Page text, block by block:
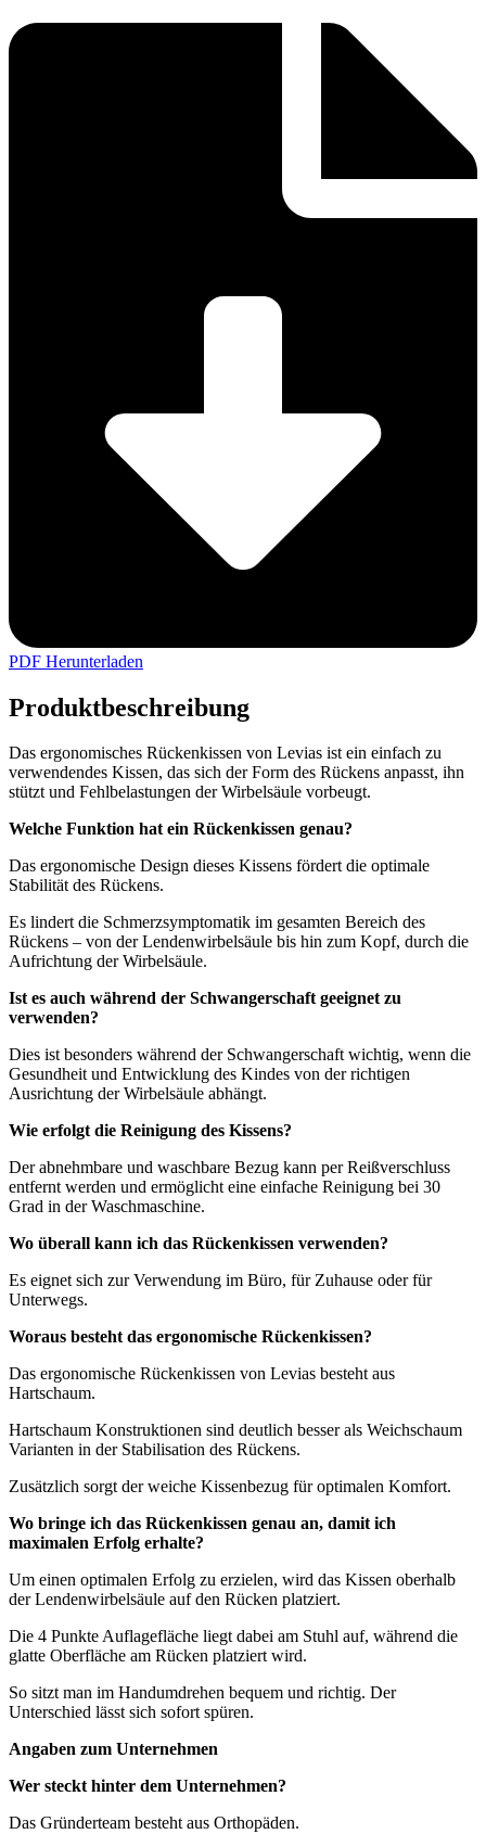
PDF Herunterladen
Produktbeschreibung
Das ergonomisches Rückenkissen von Levias ist ein einfach zu
verwendendes Kissen, das sich der Form des Rückens anpasst, ihn
stützt und Fehlbelastungen der Wirbelsäule vorbeugt.
Welche Funktion hat ein Rückenkissen genau?
Das ergonomische Design dieses Kissens fördert die optimale
Stabilität des Rückens.
Es lindert die Schmerzsymptomatik im gesamten Bereich des
Rückens – von der Lendenwirbelsäule bis hin zum Kopf, durch die
Aufrichtung der Wirbelsäule.
Ist es auch während der Schwangerschaft geeignet zu
verwenden?
Dies ist besonders während der Schwangerschaft wichtig, wenn die
Gesundheit und Entwicklung des Kindes von der richtigen
Ausrichtung der Wirbelsäule abhängt.
Wie erfolgt die Reinigung des Kissens?
Der abnehmbare und waschbare Bezug kann per Reißverschluss
entfernt werden und ermöglicht eine einfache Reinigung bei 30
Grad in der Waschmaschine.
Wo überall kann ich das Rückenkissen verwenden?
Es eignet sich zur Verwendung im Büro, für Zuhause oder für
Unterwegs.
Woraus besteht das ergonomische Rückenkissen?
Das ergonomische Rückenkissen von Levias besteht aus
Hartschaum.
Hartschaum Konstruktionen sind deutlich besser als Weichschaum
Varianten in der Stabilisation des Rückens.
Zusätzlich sorgt der weiche Kissenbezug für optimalen Komfort.
Wo bringe ich das Rückenkissen genau an, damit ich
maximalen Erfolg erhalte?
Um einen optimalen Erfolg zu erzielen, wird das Kissen oberhalb
der Lendenwirbelsäule auf den Rücken platziert.
Die 4 Punkte Auflagefläche liegt dabei am Stuhl auf, während die
glatte Oberfläche am Rücken platziert wird.
So sitzt man im Handumdrehen bequem und richtig. Der
Unterschied lässt sich sofort spüren.
Angaben zum Unternehmen
Wer steckt hinter dem Unternehmen?
Das Gründerteam besteht aus Orthopäden.